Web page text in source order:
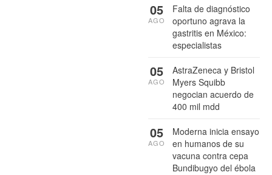
Falta de diagnóstico
oportuno agrava la
gastritis en México:
especialistas
05
AGO
AstraZeneca y Bristol
Myers Squibb
negocian acuerdo de
400 mil mdd
05
AGO
Moderna inicia ensayo
en humanos de su
vacuna contra cepa
Bundibugyo del ébola
05
AGO